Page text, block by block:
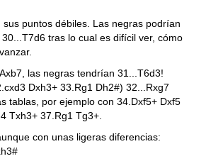
puntos débiles. Las negras podrían
tras lo cual es difícil ver, cómo
las negras tendrían 31...T6d3!
Dxh3+ 33.Rg1 Dh2#) 32...Rxg7
tablas, por ejemplo con 34.Dxf5+ Dxf5
Txh3+ 37.Rg1 Tg3+.
con unas ligeras diferencias: